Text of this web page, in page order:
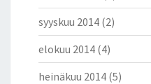
syyskuu 2014 (2)
elokuu 2014 (4)
heinäkuu 2014 (5)